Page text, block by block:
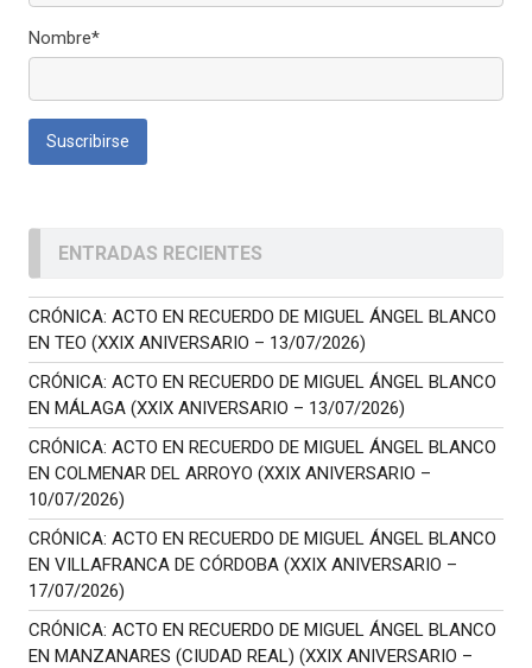
Nombre*
ENTRADAS RECIENTES
CRÓNICA: ACTO EN RECUERDO DE MIGUEL ÁNGEL BLANCO
EN TEO (XXIX ANIVERSARIO – 13/07/2026)
CRÓNICA: ACTO EN RECUERDO DE MIGUEL ÁNGEL BLANCO
EN MÁLAGA (XXIX ANIVERSARIO – 13/07/2026)
CRÓNICA: ACTO EN RECUERDO DE MIGUEL ÁNGEL BLANCO
EN COLMENAR DEL ARROYO (XXIX ANIVERSARIO –
10/07/2026)
CRÓNICA: ACTO EN RECUERDO DE MIGUEL ÁNGEL BLANCO
EN VILLAFRANCA DE CÓRDOBA (XXIX ANIVERSARIO –
17/07/2026)
CRÓNICA: ACTO EN RECUERDO DE MIGUEL ÁNGEL BLANCO
EN MANZANARES (CIUDAD REAL) (XXIX ANIVERSARIO –